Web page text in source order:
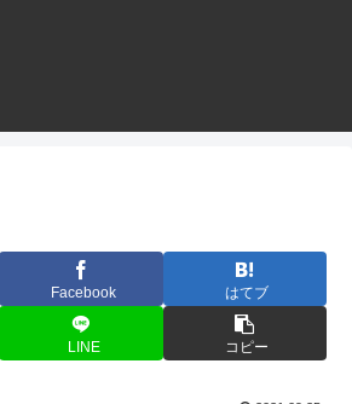
Facebook はてブ
LINE コピー